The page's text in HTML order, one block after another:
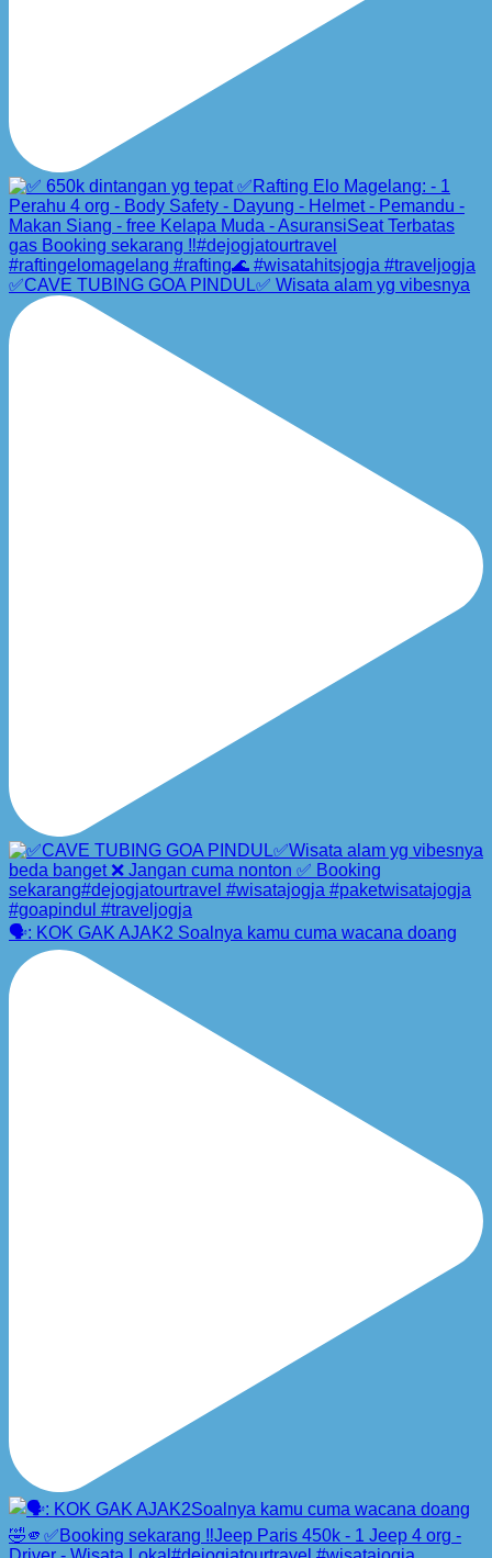
✅CAVE TUBING GOA PINDUL✅ Wisata alam yg vibesnya
🗣️: KOK GAK AJAK2 Soalnya kamu cuma wacana doang